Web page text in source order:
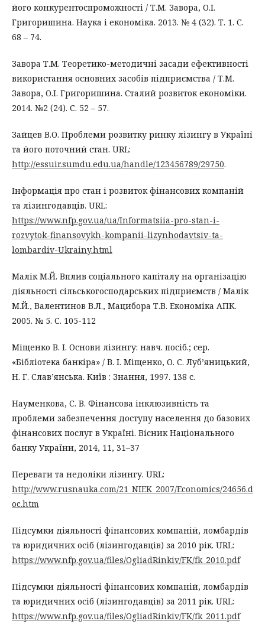
його конкурентоспроможності / Т.М. Завора, О.І.
Григоришина. Наука і економіка. 2013. № 4 (32). Т. 1. С.
68 – 74.
Завора Т.М. Теоретико-методичні засади ефективності
використання основних засобів підприємства / Т.М.
Завора, О.І. Григоришина. Сталий розвиток економіки.
2014. №2 (24). С. 52 – 57.
Зайцев В.О. Проблеми розвитку ринку лізингу в Україні
та його поточний стан. URL:
http://essuir.sumdu.edu.ua/handle/123456789/29750.
Інформація про стан і розвиток фінансових компаній
та лізингодавців. URL:
https://www.nfp.gov.ua/ua/Informatsiia-pro-stan-i-
rozvytok-finansovykh-kompanii-lizynhodavtsiv-ta-
lombardiv-Ukrainy.html
Малік М.Й. Вплив соціального капіталу на організацію
діяльності сільськогосподарських підприємств / Малік
М.Й., Валентинов В.Л., Мацибора Т.В. Економіка АПК.
2005. № 5. С. 105-112
Міщенко В. І. Основи лізингу: навч. посіб.; сер.
«Бібліотека банкіра» / В. І. Міщенко, О. С. Луб’яницький,
Н. Г. Слав’янська. Київ : Знання, 1997. 138 с.
Науменкова, С. В. Фінансова інклюзивність та
проблеми забезпечення доступу населення до базових
фінансових послуг в Україні. Вісник Національного
банку України, 2014, 11, 31–37
Переваги та недоліки лізингу. URL:
http://www.rusnauka.com/21_NIEK_2007/Economics/24656.d
oc.htm
Підсумки діяльності фінансових компаній, ломбардів
та юридичних осіб (лізингодавців) за 2010 рік. URL:
https://www.nfp.gov.ua/files/OgliadRinkiv/FK/fk_2010.pdf
Підсумки діяльності фінансових компаній, ломбардів
та юридичних осіб (лізингодавців) за 2011 рік. URL:
https://www.nfp.gov.ua/files/OgliadRinkiv/FK/fk_2011.pdf